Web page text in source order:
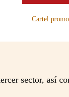
Cartel
sector, así